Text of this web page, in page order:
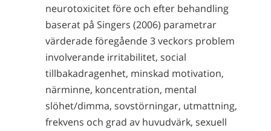
neurotoxicitet före och efter behandling
baserat på Singers (2006) parametrar
värderade föregående 3 veckors problem
involverande irritabilitet, social
tillbakadragenhet, minskad motivation,
närminne, koncentration, mental
slöhet/dimma, sovstörningar, utmattning,
frekvens och grad av huvudvärk, sexuell